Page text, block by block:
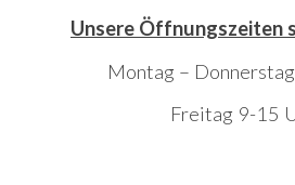
Unsere Öffnungszeiten
Montag –
Freitag 9-15